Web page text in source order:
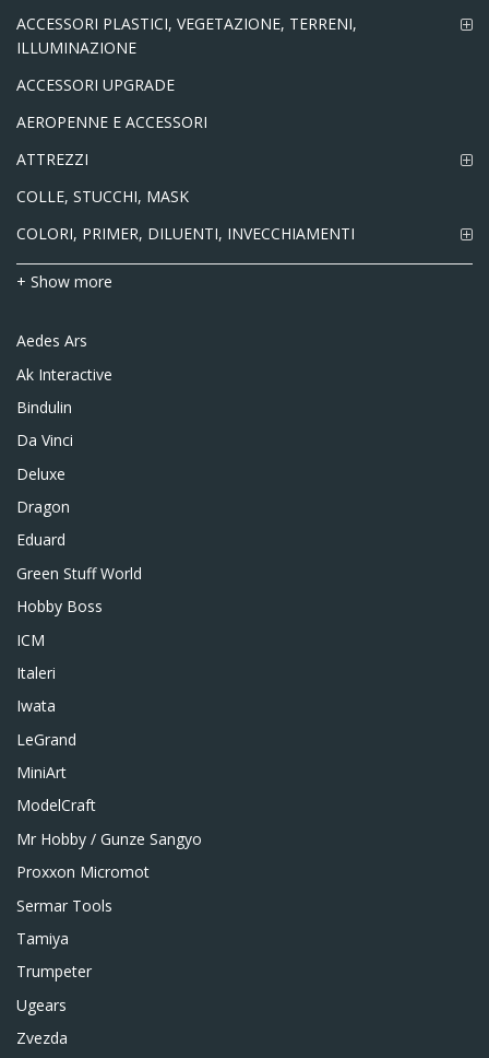
ACCESSORI PLASTICI, VEGETAZIONE, TERRENI,
ILLUMINAZIONE
ACCESSORI UPGRADE
AEROPENNE E ACCESSORI
ATTREZZI
COLLE, STUCCHI, MASK
COLORI, PRIMER, DILUENTI, INVECCHIAMENTI
+ Show more
Aedes Ars
Ak Interactive
Bindulin
Da Vinci
Deluxe
Dragon
Eduard
Green Stuff World
Hobby Boss
ICM
Italeri
Iwata
LeGrand
MiniArt
ModelCraft
Mr Hobby / Gunze Sangyo
Proxxon Micromot
Sermar Tools
Tamiya
Trumpeter
Ugears
Zvezda